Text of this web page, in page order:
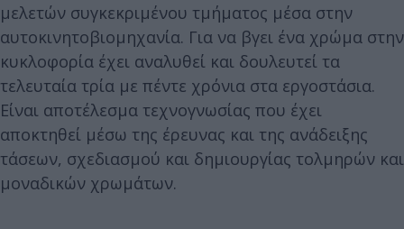
μελετών συγκεκριμένου τμήματος μέσα στην
αυτοκινητοβιομηχανία. Για να βγει ένα χρώμα στην
κυκλοφορία έχει αναλυθεί και δουλευτεί τα
τελευταία τρία με πέντε χρόνια στα εργοστάσια.
Είναι αποτέλεσμα τεχνογνωσίας που έχει
αποκτηθεί μέσω της έρευνας και της ανάδειξης
τάσεων, σχεδιασμού και δημιουργίας τολμηρών και
μοναδικών χρωμάτων.